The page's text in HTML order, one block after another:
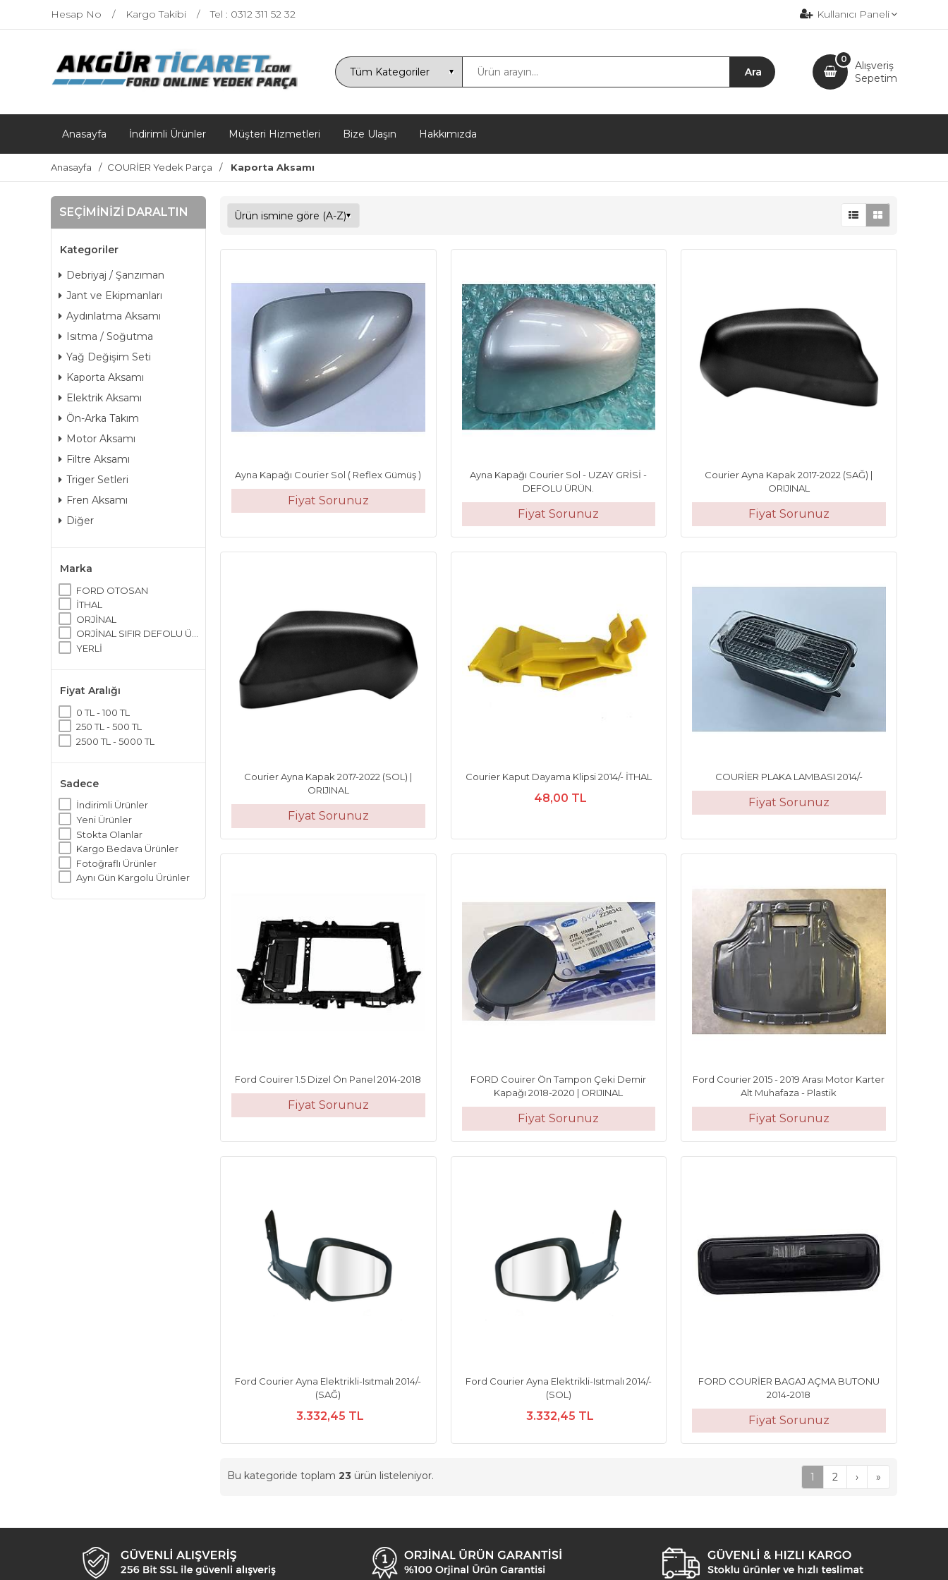
Hesap No Kargo Takibi Tel : 0312 311 52 32 Kullanıcı Paneli
Alışveriş
Sepetim
0
Anasayfa İndirimli Ürünler Müşteri Hizmetleri Bize Ulaşın Hakkımızda
Anasayfa COURİER Yedek Parça Kaporta Aksamı
SEÇIMINIZI DARALTIN
Kategoriler
Debriyaj / Şanzıman
Jant ve Ekipmanları
Aydınlatma Aksamı
Isıtma / Soğutma
Yağ Değişim Seti
Kaporta Aksamı
Elektrik Aksamı
Ön-Arka Takım
Motor Aksamı
Filtre Aksamı
Triger Setleri
Fren Aksamı
Diğer
Marka
FORD OTOSAN
İTHAL
ORJİNAL
ORJİNAL SIFIR DEFOLU ÜRÜN
YERLİ
Fiyat Aralığı
0 TL - 100 TL
250 TL - 500 TL
2500 TL - 5000 TL
Sadece
İndirimli Ürünler
Yeni Ürünler
Stokta Olanlar
Kargo Bedava Ürünler
Fotoğraflı Ürünler
Aynı Gün Kargolu Ürünler
Ayna Kapağı Courier Sol ( Reflex Gümüş )
Fiyat Sorunuz
Ayna Kapağı Courier Sol - UZAY GRİSİ -
DEFOLU ÜRÜN.
Fiyat Sorunuz
Courier Ayna Kapak 2017-2022 (SAĞ) |
ORIJINAL
Fiyat Sorunuz
Courier Ayna Kapak 2017-2022 (SOL) |
ORIJINAL
Fiyat Sorunuz
Courier Kaput Dayama Klipsi 2014/- İTHAL
48,00 TL
COURİER PLAKA LAMBASI 2014/-
Fiyat Sorunuz
Ford Couirer 1.5 Dizel Ön Panel 2014-2018
Fiyat Sorunuz
FORD Couirer Ön Tampon Çeki Demir
Kapağı 2018-2020 | ORIJINAL
Fiyat Sorunuz
Ford Courier 2015 - 2019 Arası Motor Karter
Alt Muhafaza - Plastik
Fiyat Sorunuz
Ford Courier Ayna Elektrikli-Isıtmalı 2014/-
(SAĞ)
3.332,45 TL
Ford Courier Ayna Elektrikli-Isıtmalı 2014/-
(SOL)
3.332,45 TL
FORD COURİER BAGAJ AÇMA BUTONU
2014-2018
Fiyat Sorunuz
Bu kategoride toplam 23 ürün listeleniyor. 1 2 › »